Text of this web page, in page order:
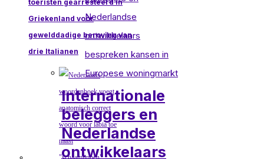
toeristen gearresteerd in
Griekenland voor
gewelddadige beroving van
drie Italianen
Internationale
beleggers en
Nederlandse
ontwikkelaars